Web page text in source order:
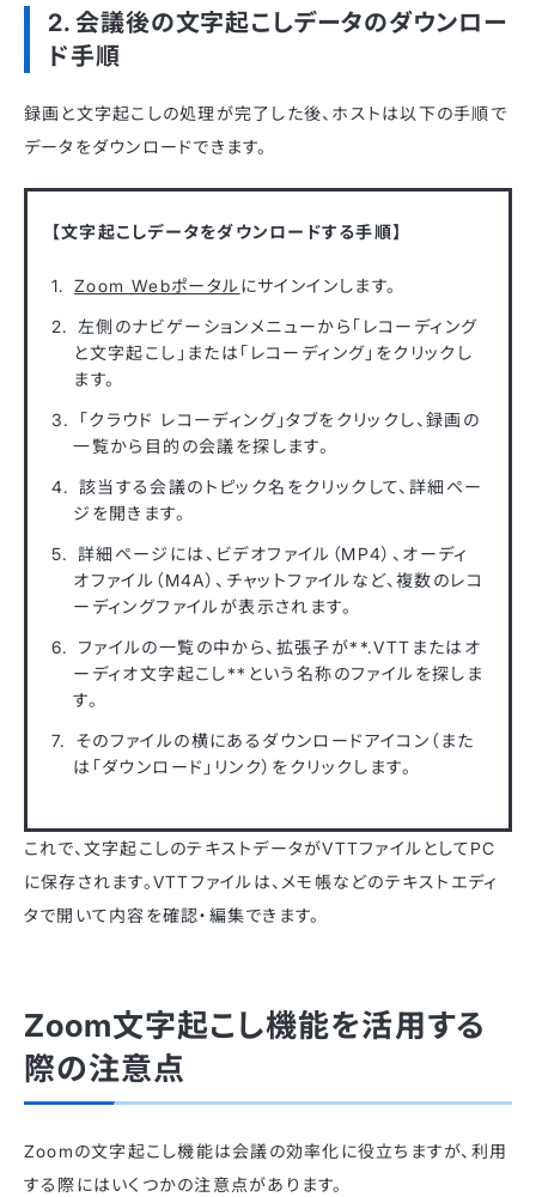
2. 会議後の文字起こしデータのダウンロー
ド手順
録画と文字起こしの処理が完了した後、ホストは以下の手順で
データをダウンロードできます。
【文字起こしデータをダウンロードする手順】
Zoom Webポータル にサインインします。
左側のナビゲーションメニューから「レコーディング
と文字起こし」または「レコーディング」をクリックし
ます。
「クラウド レコーディング」タブをクリックし、録画の
一覧から目的の会議を探します。
該当する会議のトピック名をクリックして、詳細ペー
ジを開きます。
詳細ページには、ビデオファイル（MP4）、オーディ
オファイル（M4A）、チャットファイルなど、複数のレコ
ーディングファイルが表示されます。
ファイルの一覧の中から、拡張子が**.VTTまたはオ
ーディオ文字起こし**という名称のファイルを探しま
す。
そのファイルの横にあるダウンロードアイコン（また
は「ダウンロード」リンク）をクリックします。
これで、文字起こしのテキストデータがVTTファイルとしてPC
に保存されます。VTTファイルは、メモ帳などのテキストエディ
タで開いて内容を確認・編集できます。
Zoom文字起こし機能を活用する
際の注意点
Zoomの文字起こし機能は会議の効率化に役立ちますが、利用
する際にはいくつかの注意点があります。